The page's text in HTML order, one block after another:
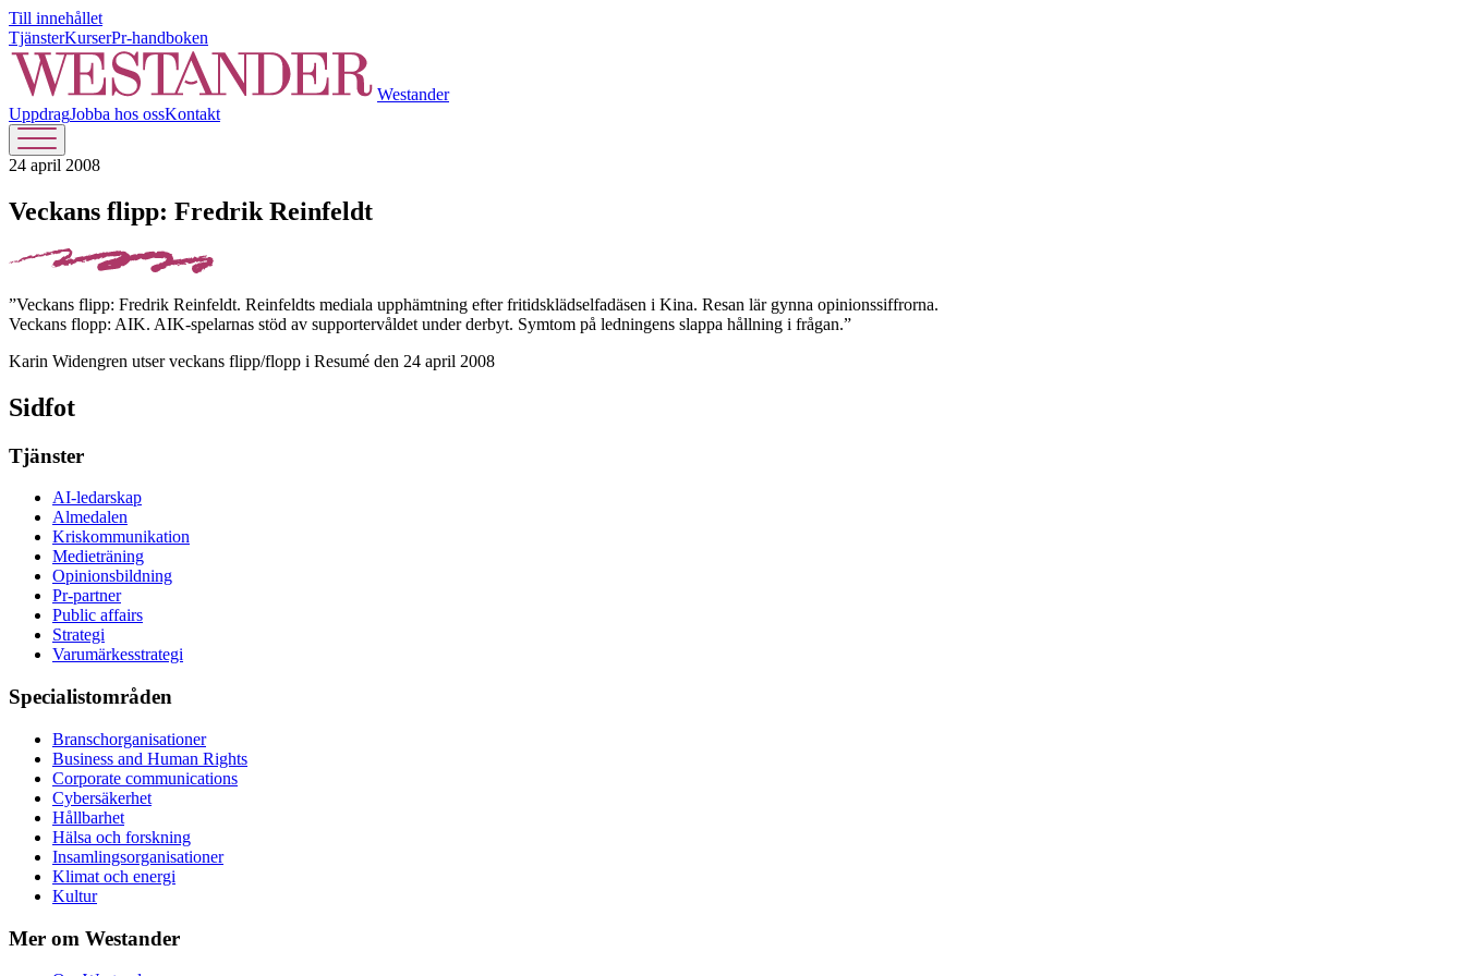
Till innehållet
TjänsterKurserPr-handboken
Westander
UppdragJobba hos ossKontakt
24 april 2008
Veckans flipp: Fredrik Reinfeldt
”Veckans flipp: Fredrik Reinfeldt. Reinfeldts mediala upphämtning efter fritidsklädselfadäsen i Kina. Resan lär gynna opinionssiffrorna.
Veckans flopp: AIK. AIK-spelarnas stöd av supportervåldet under derbyt. Symtom på ledningens slappa hållning i frågan.”
Karin Widengren utser veckans flipp/flopp i Resumé den 24 april 2008
Sidfot
Tjänster
AI-ledarskap
Almedalen
Kris­kommunikation
Medieträning
Opinionsbildning
Pr-partner
Public affairs
Strategi
Varumärkesstrategi
Specialistområden
Branschorganisationer
Business and Human Rights
Corporate communications
Cybersäkerhet
Hållbarhet
Hälsa och forskning
Insamlingsorganisationer
Klimat och energi
Kultur
Mer om Westander